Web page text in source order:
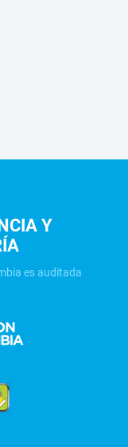
Y
es auditada